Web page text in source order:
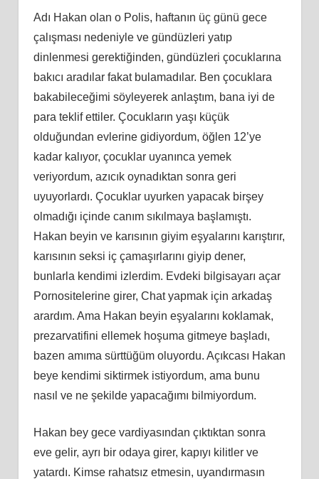
Adı Hakan olan o Polis, haftanın üç günü gece
çalışması nedeniyle ve gündüzleri yatıp
dinlenmesi gerektiğinden, gündüzleri çocuklarına
bakıcı aradılar fakat bulamadılar. Ben çocuklara
bakabileceğimi söyleyerek anlaştım, bana iyi de
para teklif ettiler. Çocukların yaşı küçük
olduğundan evlerine gidiyordum, öğlen 12’ye
kadar kalıyor, çocuklar uyanınca yemek
veriyordum, azıcık oynadıktan sonra geri
uyuyorlardı. Çocuklar uyurken yapacak birşey
olmadığı içinde canım sıkılmaya başlamıştı.
Hakan beyin ve karısının giyim eşyalarını karıştırır,
karısının seksi iç çamaşırlarını giyip dener,
bunlarla kendimi izlerdim. Evdeki bilgisayarı açar
Pornositelerine girer, Chat yapmak için arkadaş
arardım. Ama Hakan beyin eşyalarını koklamak,
prezarvatifini ellemek hoşuma gitmeye başladı,
bazen amıma sürttüğüm oluyordu. Açıkcası Hakan
beye kendimi siktirmek istiyordum, ama bunu
nasıl ve ne şekilde yapacağımı bilmiyordum.
Hakan bey gece vardiyasından çıktıktan sonra
eve gelir, ayrı bir odaya girer, kapıyı kilitler ve
yatardı. Kimse rahatsız etmesin, uyandırmasın